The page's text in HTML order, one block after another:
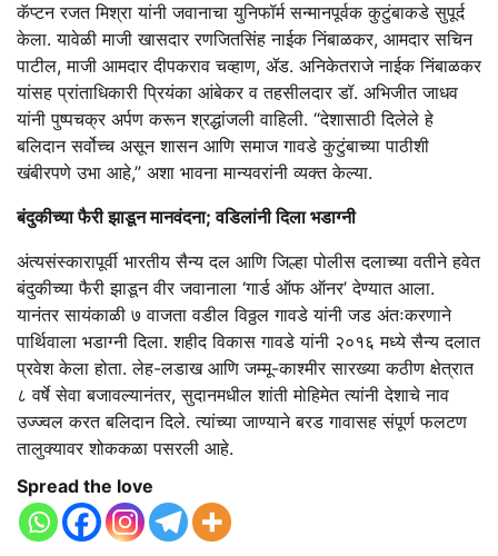
कॅप्टन रजत मिश्रा यांनी जवानाचा युनिफॉर्म सन्मानपूर्वक कुटुंबाकडे सुपूर्द
केला. यावेळी माजी खासदार रणजितसिंह नाईक निंबाळकर, आमदार सचिन
पाटील, माजी आमदार दीपकराव चव्हाण, ॲड. अनिकेतराजे नाईक निंबाळकर
यांसह प्रांताधिकारी प्रियंका आंबेकर व तहसीलदार डॉ. अभिजीत जाधव
यांनी पुष्पचक्र अर्पण करून श्रद्धांजली वाहिली. “देशासाठी दिलेले हे
बलिदान सर्वोच्च असून शासन आणि समाज गावडे कुटुंबाच्या पाठीशी
खंबीरपणे उभा आहे,” अशा भावना मान्यवरांनी व्यक्त केल्या.
बंदुकीच्या फैरी झाडून मानवंदना; वडिलांनी दिला भडाग्नी
अंत्यसंस्कारापूर्वी भारतीय सैन्य दल आणि जिल्हा पोलीस दलाच्या वतीने हवेत
बंदुकीच्या फैरी झाडून वीर जवानाला ‘गार्ड ऑफ ऑनर’ देण्यात आला.
यानंतर सायंकाळी ७ वाजता वडील विठ्ठल गावडे यांनी जड अंतःकरणाने
पार्थिवाला भडाग्नी दिला. शहीद विकास गावडे यांनी २०१६ मध्ये सैन्य दलात
प्रवेश केला होता. लेह-लडाख आणि जम्मू-काश्मीर सारख्या कठीण क्षेत्रात
८ वर्षे सेवा बजावल्यानंतर, सुदानमधील शांती मोहिमेत त्यांनी देशाचे नाव
उज्ज्वल करत बलिदान दिले. त्यांच्या जाण्याने बरड गावासह संपूर्ण फलटण
तालुक्यावर शोककळा पसरली आहे.
Spread the love